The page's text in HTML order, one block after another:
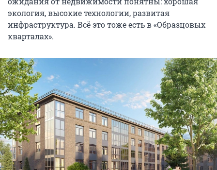
экология, высокие технологии, развитая
инфраструктура. Всё это тоже есть в «Образцовых
кварталах».